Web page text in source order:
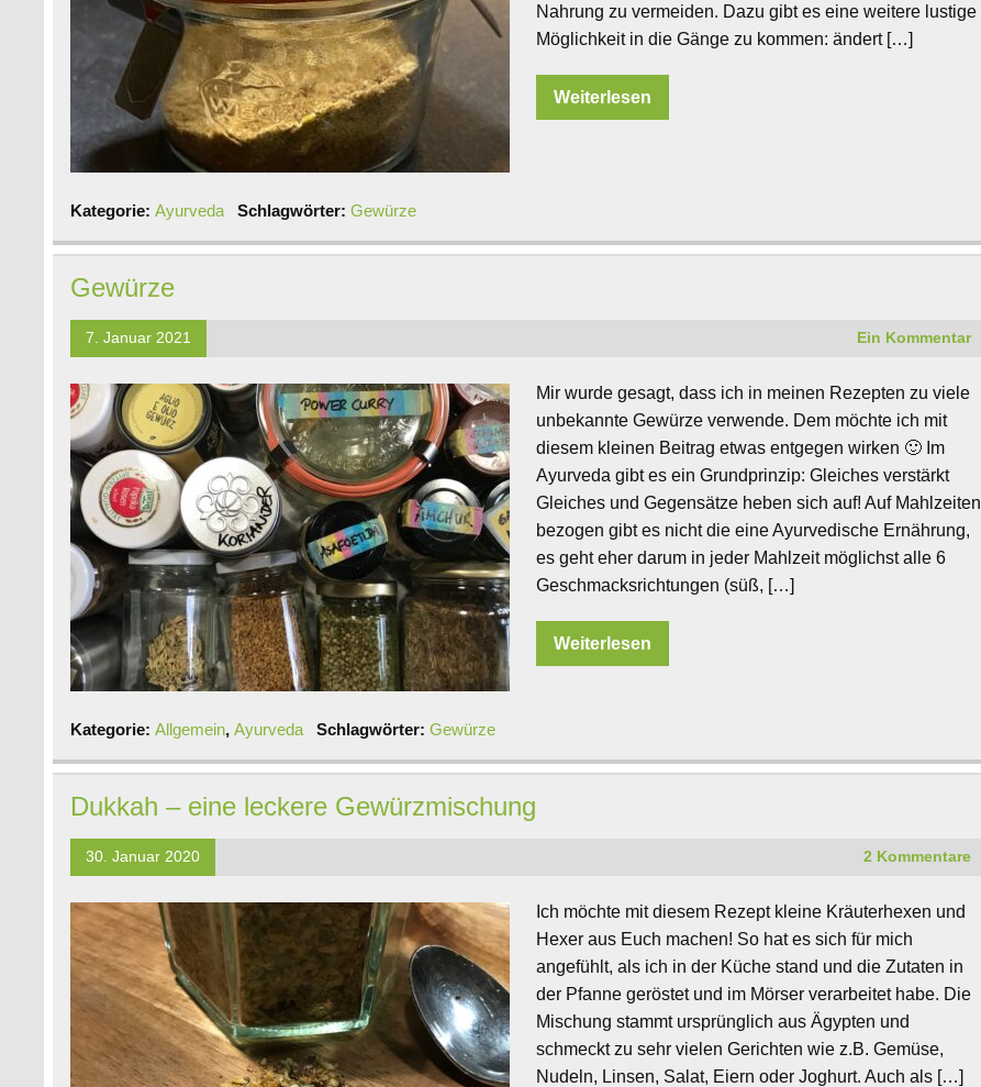
Nahrung zu vermeiden. Dazu gibt es eine weitere lustige
Möglichkeit in die Gänge zu kommen: ändert […]
Weiterlesen
Kategorie:Ayurveda Schlagwörter: Gewürze
Gewürze
7. Januar 2021 Ein Kommentar
Mir wurde gesagt, dass ich in meinen Rezepten zu viele
unbekannte Gewürze verwende. Dem möchte ich mit
diesem kleinen Beitrag etwas entgegen wirken 🙂 Im
Ayurveda gibt es ein Grundprinzip: Gleiches verstärkt
Gleiches und Gegensätze heben sich auf! Auf Mahlzeiten
bezogen gibt es nicht die eine Ayurvedische Ernährung,
es geht eher darum in jeder Mahlzeit möglichst alle 6
Geschmacksrichtungen (süß, […]
Weiterlesen
Kategorie:Allgemein,Ayurveda Schlagwörter: Gewürze
Dukkah – eine leckere Gewürzmischung
30. Januar 2020 2 Kommentare
Ich möchte mit diesem Rezept kleine Kräuterhexen und
Hexer aus Euch machen! So hat es sich für mich
angefühlt, als ich in der Küche stand und die Zutaten in
der Pfanne geröstet und im Mörser verarbeitet habe. Die
Mischung stammt ursprünglich aus Ägypten und
schmeckt zu sehr vielen Gerichten wie z.B. Gemüse,
Nudeln, Linsen, Salat, Eiern oder Joghurt. Auch als […]